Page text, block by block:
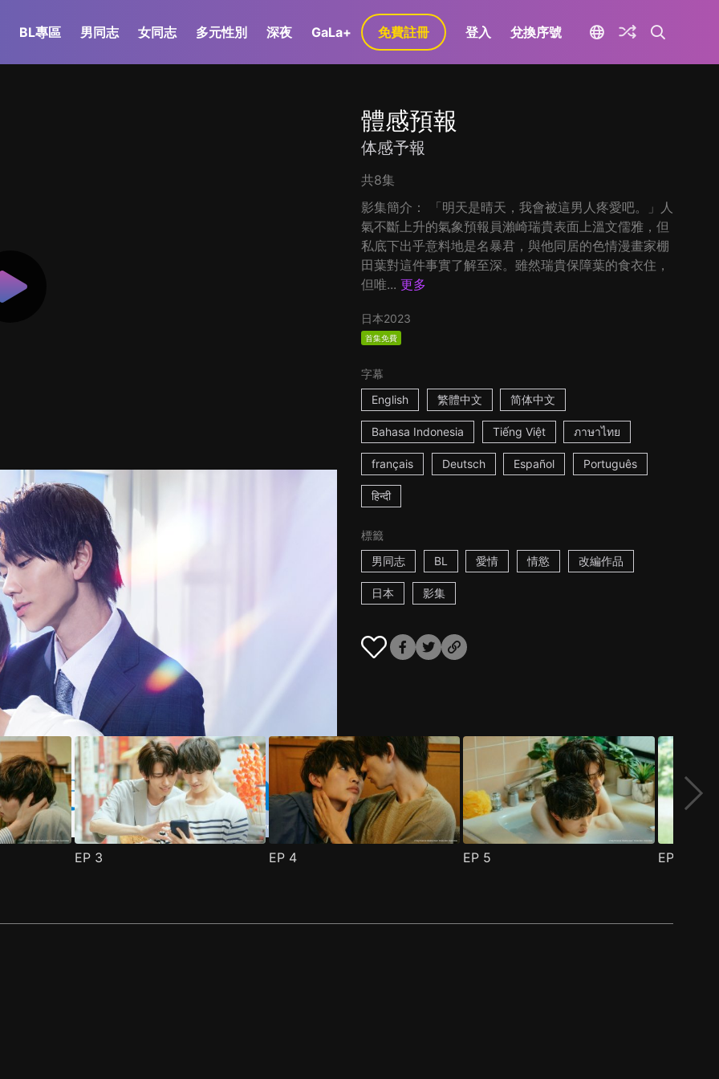
BL專區 男同志 女同志 多元性別 深夜 GaLa+ 免費註冊 登入 兌換序號
體感預報
体感予報
共8集
影集簡介： 「明天是晴天，我會被這男人疼愛吧。」人
氣不斷上升的氣象預報員瀨崎瑞貴表面上溫文儒雅，但
私底下出乎意料地是名暴君，與他同居的色情漫畫家棚
田葉對這件事實了解至深。雖然瑞貴保障葉的食衣住，
但唯... 更多
日本2023
首集免費
字幕
English
繁體中文 简体中文
Bahasa Indonesia Tiếng Việt ภาษาไทย
français Deutsch Español Português
हिन्दी
標籤
男同志
BL 愛情 情慾 改編作品
日本 影集
EP 3 EP 4 EP 5 EP